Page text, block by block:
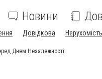
Новини
Довідкова Нерухомість
Днем Незалежності